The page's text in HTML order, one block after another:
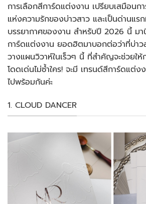
การเลือกสีการ์ดแต่งงาน เปรียบเสมือนก
แห่งความรักของบ่าวสาว และเป็นด่านแร
บรรยากาศของงาน สำหรับปี 2026 นี้ มา
การ์ดแต่งงาน ยอดฮิตมาบอกต่อว่าที่บ่า
วางแผนวิวาห์ในเร็วๆ นี้ ที่สำคัญจะช่วยใ
โดดเด่นไม่ซ้ำใคร! จะมี เทรนด์สีการ์ดแต่ง
ไปพร้อมกันค่ะ
1. CLOUD DANCER